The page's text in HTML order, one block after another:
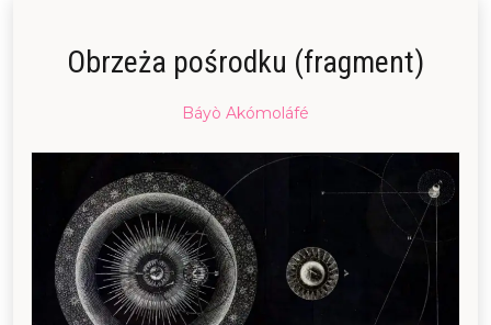
Obrzeża pośrodku (fragment)
Posted
06/12/202506/12/2025
Báyò Akómoláfé